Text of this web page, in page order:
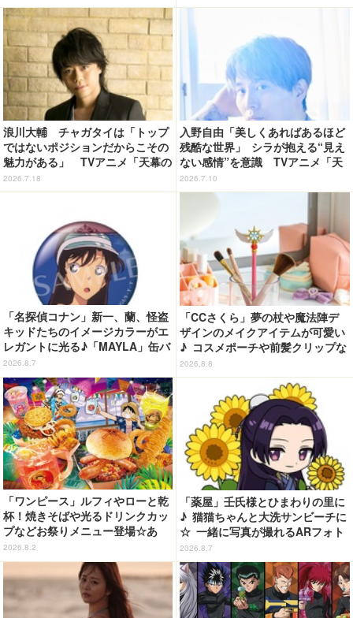
ム「余韻」
ゥーガル」インタビュー（９）
浪川大輔 チャガタイは「トップ
ではないポジションだからこその
魅力がある」 TVアニメ「天幕の
ジャードゥーガル」インタビュー
（７）
2026.7.18
入野自由「美しくあればあるほど
残酷な世界」 シラが抱える“見え
ない感情”を意識 TVアニメ「天
幕のジャードゥーガル」インタビ
ュー（４）
2026.7.10
「名探偵コナン」新一、蘭、怪盗
キッドたちのイメージカラーがエ
レガントに光る♪「MAYLA」缶バ
ッジの全種セットがお得に！【3
0％オフセール】
2026.8.7
「CCさくら」夢の杖や魔法陣デ
ザインのメイクアイテムが可愛い
♪ コスメポーチや前髪クリップな
ど…毎日使いたい!!「タイトーく
じ」【8月28日～】
2026.8.8
「ワンピース」ルフィやローと乾
杯！焼きそばや光るドリンクカッ
プなどお祭りメニュー登場☆あ
の“麦わら帽子”もグッズ化!? 【U
SJ「ワンピース・プレミア・サマ
ー」が開幕】
2026.8.2
「薬屋」壬氏様とひまわりの里に
♪ 猫猫ちゃんと大洗サンビーチに
☆ 一緒に写真が撮れるARフォト
スポット企画「猫猫・壬氏と夏巡
り」開催【茨城県】
2026.8.7